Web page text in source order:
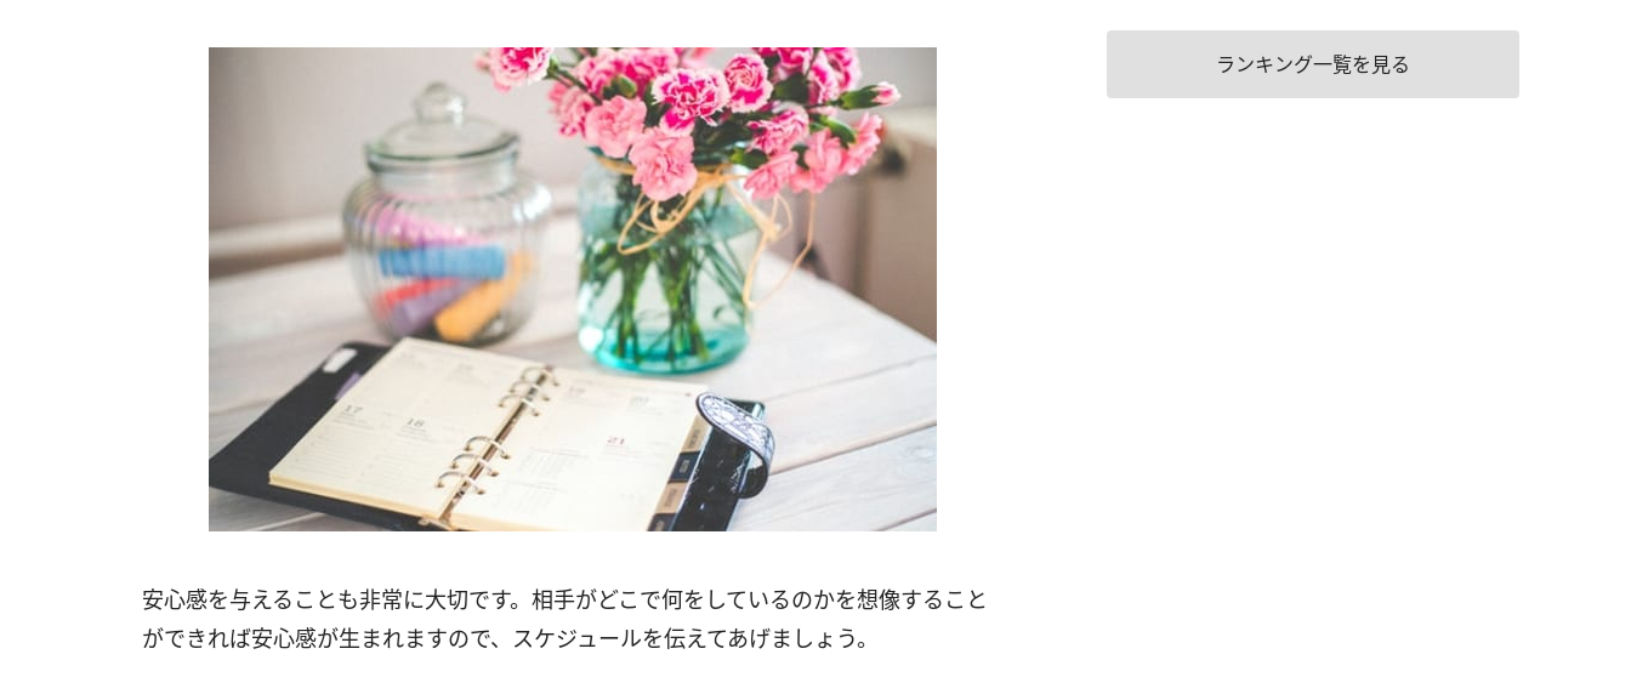
安心感を与えることも非常に大切です。相手がどこで何をしているのかを想像すること
ができれば安心感が生まれますので、スケジュールを伝えてあげましょう。
ランキング一覧を見る